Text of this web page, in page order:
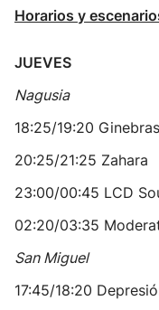
Horarios y
JUEVES
Nagusia
18:25/19:20 Ginebras
20:25/21:25 Zahara
23:00/00:45 LCD
02:20/03:35
San Miguel
17:45/18:20